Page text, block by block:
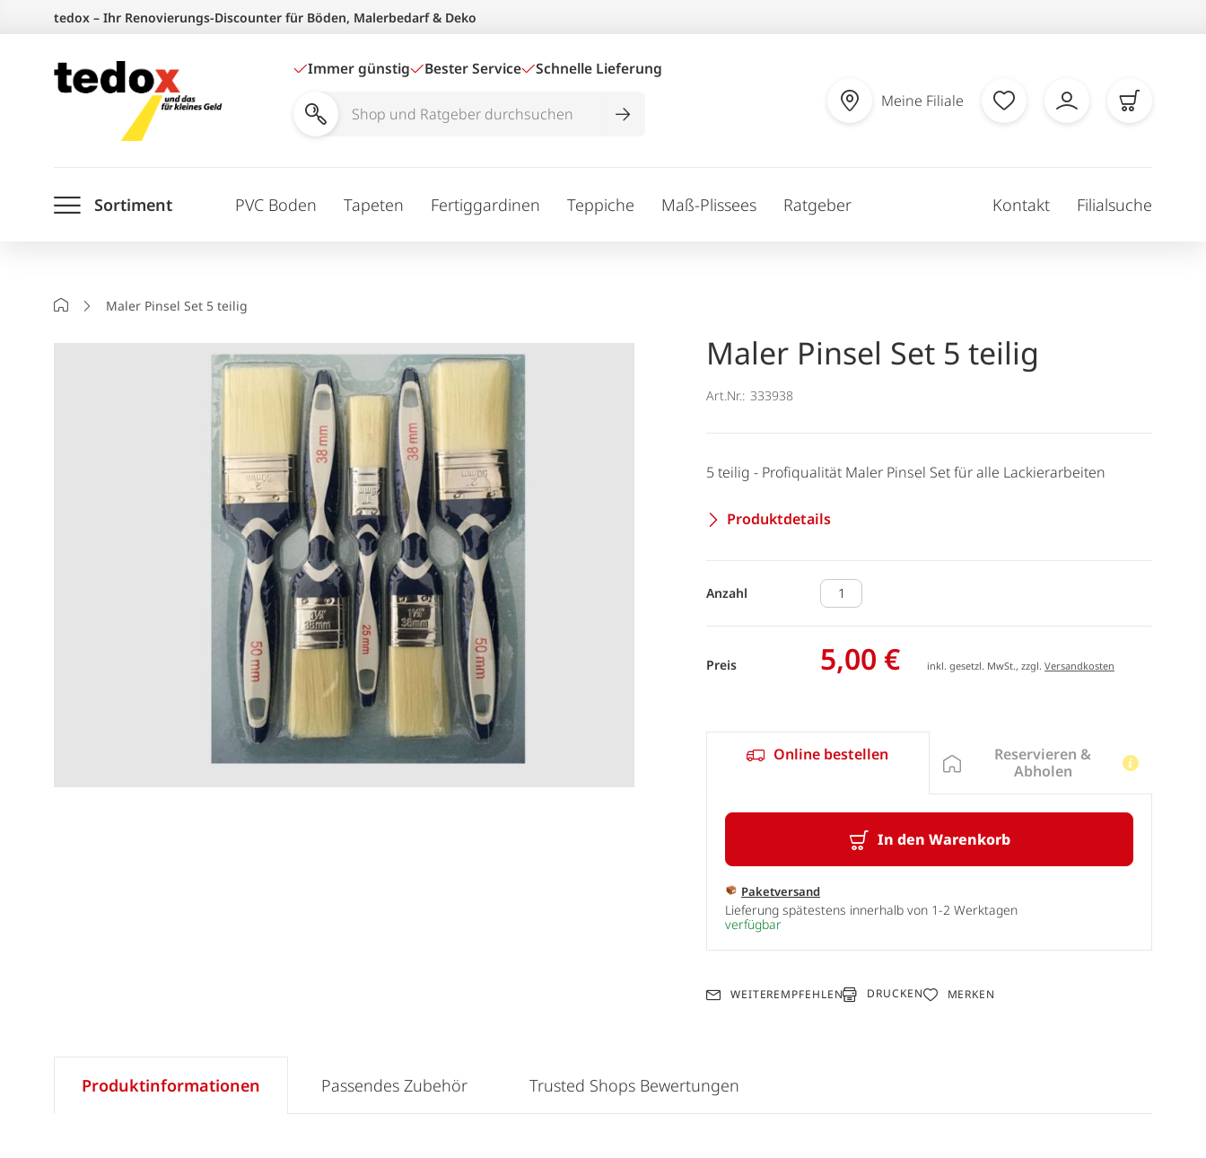
springen
tedox – Ihr Renovierungs-Discounter für Böden, Malerbedarf & Deko
Immer günstig Bester Service Schnelle Lieferung
Shop
durchsuchen
Meine Filiale
Sortiment PVC Boden Tapeten Fertiggardinen Teppiche Maß-Plissees Ratgeber Kontakt Filialsuche
StartseiteMaler Pinsel Set 5 teilig
Maler Pinsel Set 5 teilig
Art.Nr.: 333938
5 teilig - Profiqualität Maler Pinsel Set für alle Lackierarbeiten
Produktdetails
Anzahl
Preis 5,00 € inkl. gesetzl. MwSt., zzgl.Versandkosten
Online bestellen
In den Warenkorb
Paketversand
Lieferung spätestens innerhalb von 1-2 Werktagen
verfügbar
Reservieren &
Abholen
WEITEREMPFEHLEN DRUCKEN MERKEN
Produktinformationen Passendes Zubehör Trusted Shops Bewertungen